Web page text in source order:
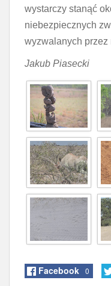
wystarczy stanąć
niebezpiecznych
wyzwalanych przez
Jakub Piasecki
Facebook 0